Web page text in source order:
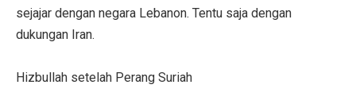
sejajar dengan negara Lebanon. Tentu saja dengan
dukungan Iran.
Hizbullah setelah Perang Suriah